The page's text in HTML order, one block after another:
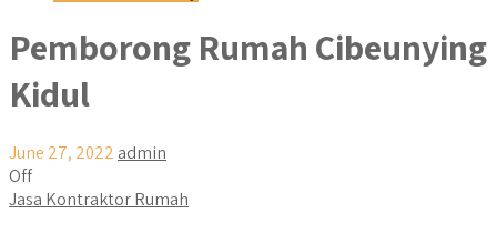
Pemborong Rumah Cibeunying
Kidul
June 27, 2022 admin
Off
Jasa Kontraktor Rumah